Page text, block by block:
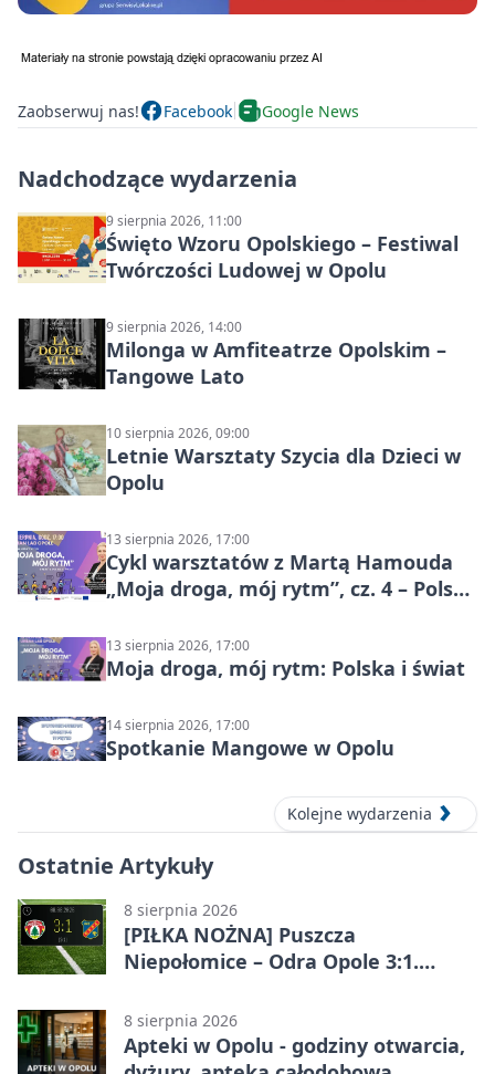
Zaobserwuj nas! Facebook Google News
Nadchodzące wydarzenia
9 sierpnia 2026, 11:00
Święto Wzoru Opolskiego – Festiwal
Twórczości Ludowej w Opolu
9 sierpnia 2026, 14:00
Milonga w Amfiteatrze Opolskim –
Tangowe Lato
10 sierpnia 2026, 09:00
Letnie Warsztaty Szycia dla Dzieci w
Opolu
13 sierpnia 2026, 17:00
Cykl warsztatów z Martą Hamouda
„Moja droga, mój rytm”, cz. 4 – Polska
13 sierpnia 2026, 17:00
Moja droga, mój rytm: Polska i świat
14 sierpnia 2026, 17:00
Spotkanie Mangowe w Opolu
Kolejne wydarzenia
Ostatnie Artykuły
8 sierpnia 2026
[PIŁKA NOŻNA] Puszcza
Niepołomice – Odra Opole 3:1.
ligi
8 sierpnia 2026
Apteki w Opolu - godziny otwarcia,